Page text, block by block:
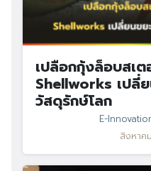
เปลือกกุ้งล็อบสเ
Shellworks เปลี่ย
วัสดุรักษ์โลก
E-
สิงหา